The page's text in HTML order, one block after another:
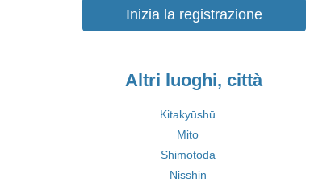
Inizia la registrazione
Altri luoghi, città
Kitakyūshū
Mito
Shimotoda
Nisshin